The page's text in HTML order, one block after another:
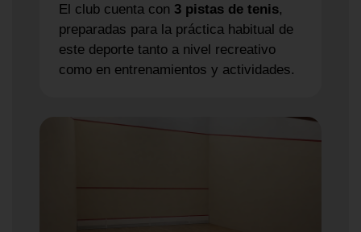
El club cuenta con 3 pistas de tenis,
preparadas para la práctica habitual de
este deporte tanto a nivel recreativo
como en entrenamientos y actividades.